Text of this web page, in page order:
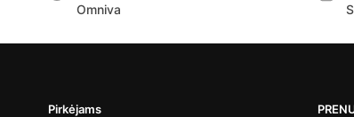
Omniva
Pirkėjams